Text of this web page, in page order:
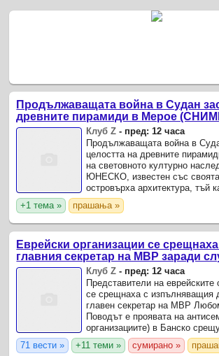
Продължаващата война в Судан
древните пирамиди в Мерое
Клуб Z - пред: 12 часа
Продължаващата война в
целостта на древните
на световното културно
ЮНЕСКО, известен със
островърха архитектура, тъй
неговото опазване са напълно
АП.
+1 тема » прашања »
Еврейски организации се
главния секретар на МВР заради
Клуб Z - пред: 12 часа
Представители на еврейските
се срещнаха с изпълняващия
главен секретар на МВР
Поводът е проявата на
организациите) в Банско
от еврейски произход, дошли
България.
71 вести » +11 теми » сумирано »